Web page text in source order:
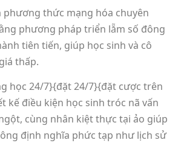
phương thức mạng hóa chuyên
phương pháp triển lẵm số đông
tiên tiến, giúp học sinh và cô
thấp.
học 24/7}{đặt 24/7}{đặt cược trên
kế điều kiện học sinh tróc nã vấn
cùng nhân kiệt thực tại ảo giúp
định nghĩa phức tạp như lịch sử